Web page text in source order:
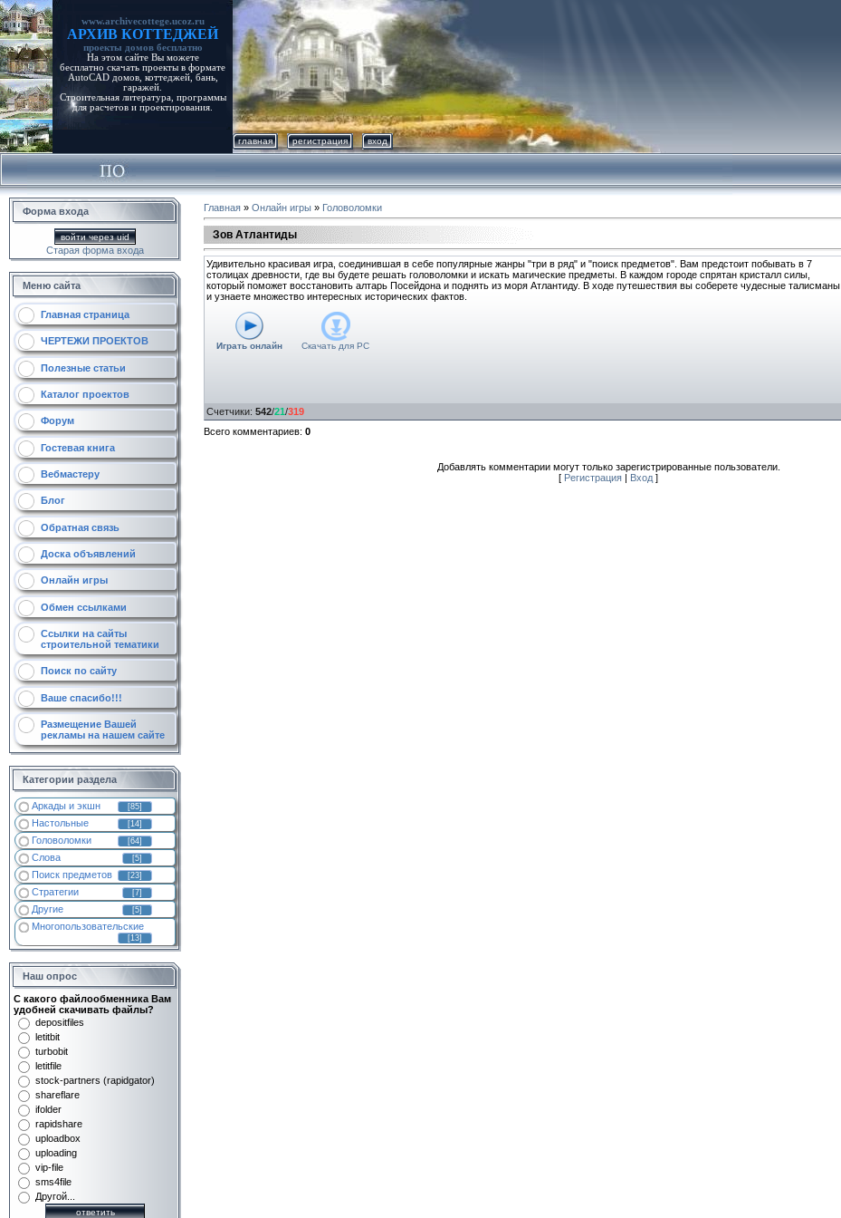
www.archivecottege.ucoz.ru
АРХИВ КОТТЕДЖЕЙ
проекты домов бесплатно
На этом сайте Вы можете
бесплатно скачать проекты в формате
AutoCAD домов, коттеджей, бань,
гаражей.
Строительная литература, программы
для расчетов и проектирования.
главная регистрация вход
Форма входа
войти через uid
Старая форма входа
Меню сайта
Главная страница
ЧЕРТЕЖИ ПРОЕКТОВ
Полезные статьи
Каталог проектов
Форум
Гостевая книга
Вебмастеру
Блог
Обратная связь
Доска объявлений
Онлайн игры
Обмен ссылками
Ссылки на сайты
строительной тематики
Поиск по сайту
Ваше спасибо!!!
Размещение Вашей
рекламы на нашем сайте
Категории раздела
Аркады и экшн [85]
Настольные [14]
Головоломки [64]
Слова [5]
Поиск предметов [23]
Стратегии [7]
Другие [5]
Многопользовательские
[13]
Наш опрос
С какого файлообменника Вам
удобней скачивать файлы?
depositfiles
letitbit
turbobit
letitfile
stock-partners (rapidgator)
shareflare
ifolder
rapidshare
uploadbox
uploading
vip-file
sms4file
Другой...
Главная » Онлайн игры » Головоломки
Зов Атлантиды
Удивительно красивая игра, соединившая в себе популярные жанры "три в ряд" и "поиск предметов". Вам предстоит побывать в 7
столицах древности, где вы будете решать головоломки и искать магические предметы. В каждом городе спрятан кристалл силы,
который поможет восстановить алтарь Посейдона и поднять из моря Атлантиду. В ходе путешествия вы соберете чудесные талисманы
и узнаете множество интересных исторических фактов.
Играть онлайн Скачать для PC
Счетчики: 542/21 /319
Всего комментариев: 0
Добавлять комментарии могут только зарегистрированные пользователи.
[ Регистрация Вход ]